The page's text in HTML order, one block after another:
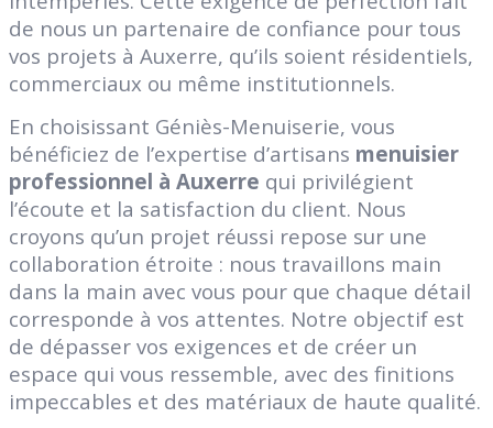
de nous un partenaire de confiance pour tous
vos projets à Auxerre, qu’ils soient résidentiels,
commerciaux ou même institutionnels.
En choisissant Géniès-Menuiserie, vous
bénéficiez de l’expertise d’artisans menuisier
professionnel à Auxerre qui privilégient
l’écoute et la satisfaction du client. Nous
croyons qu’un projet réussi repose sur une
collaboration étroite : nous travaillons main
dans la main avec vous pour que chaque détail
corresponde à vos attentes. Notre objectif est
de dépasser vos exigences et de créer un
espace qui vous ressemble, avec des finitions
impeccables et des matériaux de haute qualité.